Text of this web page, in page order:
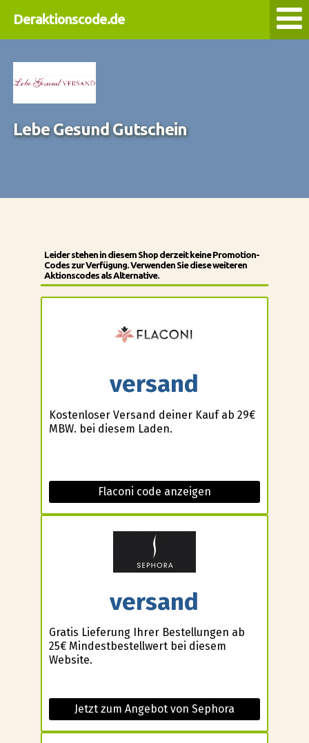
Deraktionscode.de
Lebe Gesund Gutschein
Leider stehen in diesem Shop derzeit keine Promotion-
Codes zur Verfügung. Verwenden Sie diese weiteren
Aktionscodes als Alternative.
versand
Kostenloser Versand deiner Kauf ab 29€
MBW. bei diesem Laden.
Flaconi code anzeigen
versand
Gratis Lieferung Ihrer Bestellungen ab
25€ Mindestbestellwert bei diesem
Website.
Jetzt zum Angebot von Sephora